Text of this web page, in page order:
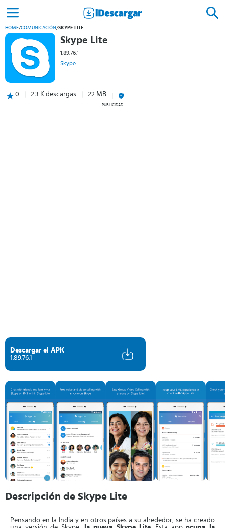
HOME/COMUNICACIÓN/SKYPE LITE
Skype Lite
1.89.76.1
Skype
0 2.3 K descargas 22 MB
PUBLICIDAD
Descargar el APK
1.89.76.1
Descripción de Skype Lite
Pensando en la India y en otros países a su alrededor, se ha creado